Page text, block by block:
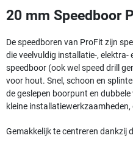
20 mm Speedboor
De speedboren van ProFit zijn
die veelvuldig installatie-,
speedboor (ook wel speed drill
voor hout. Snel, schoon en
de geslepen boorpunt en
kleine
Gemakkelijk te centreren dankzij